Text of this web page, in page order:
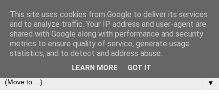
e-comm
Blog zum österreichischen und europäischen Recht der
elektronischen Kommunikationsnetze und -dienste
▼
This site uses cookies from Google to deliver its services
and to analyze traffic. Your IP address and user-agent are
shared with Google along with performance and security
metrics to ensure quality of service, generate usage
statistics, and to detect and address abuse.
LEARN MORE GOT IT